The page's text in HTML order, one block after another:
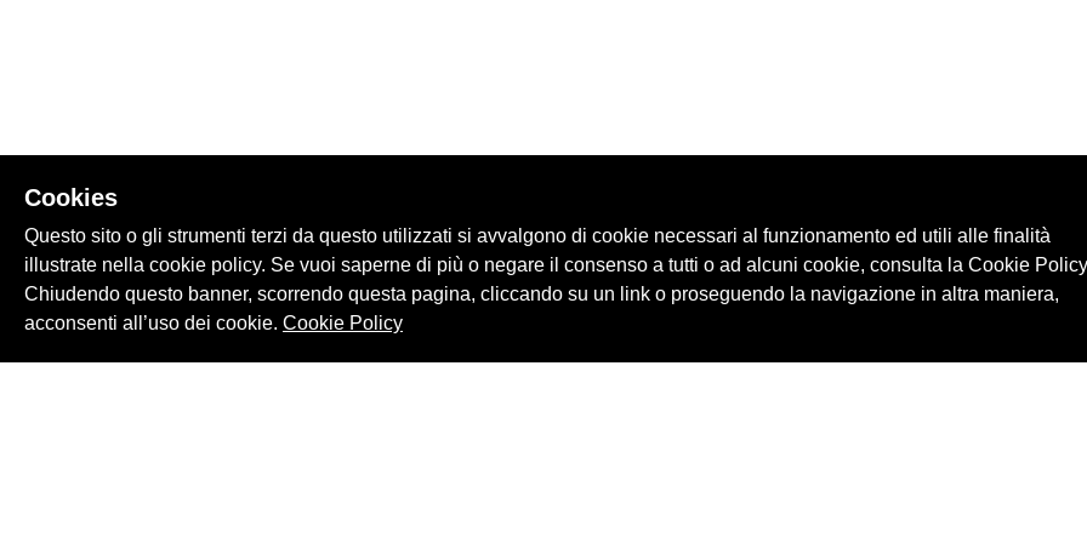
Cookies
Questo sito o gli strumenti terzi da questo utilizzati si avvalgono di cookie necessari al funzionamento ed utili alle finalità
illustrate nella cookie policy. Se vuoi saperne di più o negare il consenso a tutti o ad alcuni cookie, consulta la Cookie
Chiudendo questo banner, scorrendo questa pagina, cliccando su un link o proseguendo la navigazione in altra maniera,
acconsenti all’uso dei cookie. Cookie Policy